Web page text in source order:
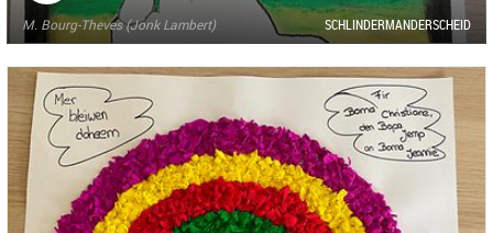
M. Bourg-Theves (Jonk Lambert) SCHLINDERMANDERSCHEID